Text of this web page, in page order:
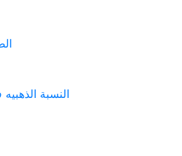
النسبة